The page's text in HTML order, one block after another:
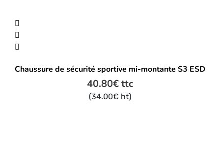
Ce
produit
a
variations.
Chaussure de sécurité sportive mi-montante S3 ESD
40.80€ttc
(34.00€ ht)